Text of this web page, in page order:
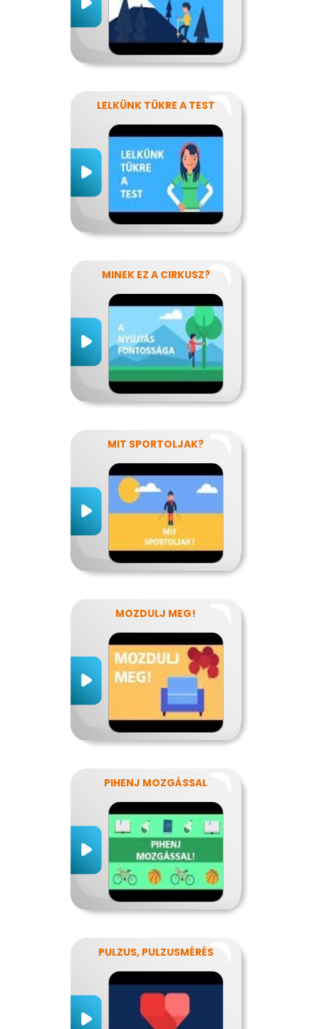
LELKÜNK TÜKRE A TEST
MINEK EZ A CIRKUSZ?
MIT SPORTOLJAK?
MOZDULJ MEG!
PIHENJ MOZGÁSSAL
PULZUS, PULZUSMÉRÉS